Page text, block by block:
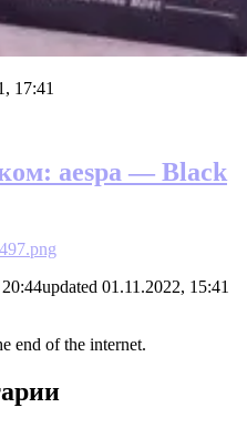
17:41
aespa — Black
updated 01.11.2022, 15:41
end of the internet.